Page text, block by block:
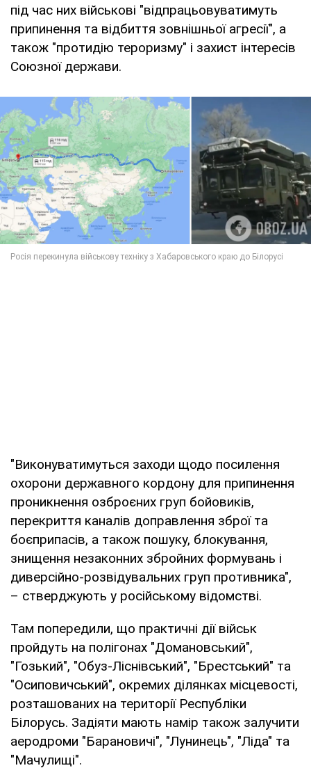
під час них військові "відпрацьовуватимуть
припинення та відбиття зовнішньої агресії", а
також "протидію тероризму" і захист інтересів
Союзної держави.
"Виконуватимуться заходи щодо посилення
охорони державного кордону для припинення
проникнення озброєних груп бойовиків,
перекриття каналів доправлення зброї та
боєприпасів, а також пошуку, блокування,
знищення незаконних збройних формувань і
диверсійно-розвідувальних груп противника",
– стверджують у російському відомстві.
Там попередили, що практичні дії військ
пройдуть на полігонах "Домановський",
"Гозький", "Обуз-Ліснівський", "Брестський" та
"Осиповичський", окремих ділянках місцевості,
розташованих на території Республіки
Білорусь. Задіяти мають намір також залучити
аеродроми "Барановичі", "Лунинець", "Ліда" та
"Мачулищі".